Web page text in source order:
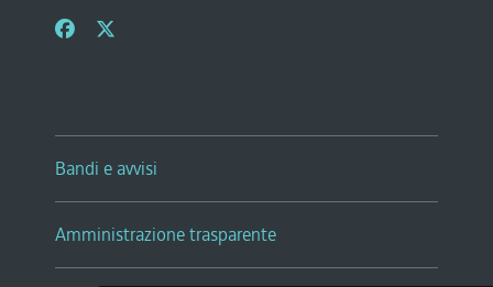
Bandi e avvisi
Amministrazione trasparente